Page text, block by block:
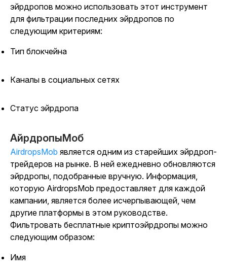
эйрдропов можно использовать этот инструмент
для фильтрации последних эйрдропов по
следующим критериям:
Тип блокчейна
Каналы в социальных сетях
Статус эйрдропа
АйрдропыМоб
AirdropsMob является одним из старейших эйрдроп-
трейдеров на рынке. В ней ежедневно обновляются
эйрдропы, подобранные вручную. Информация,
которую AirdropsMob предоставляет для каждой
кампании, является более исчерпывающей, чем
другие платформы в этом руководстве.
Фильтровать бесплатные криптоэйрдропы можно
следующим образом:
Имя